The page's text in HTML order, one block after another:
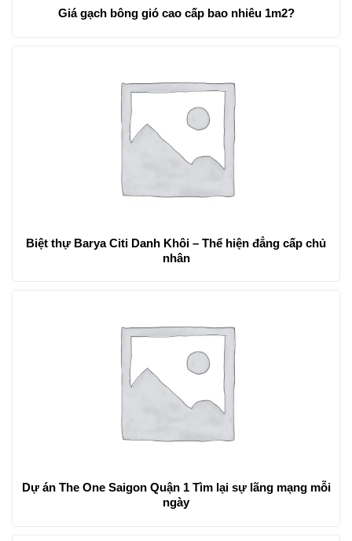
Giá gạch bông gió cao cấp bao nhiêu 1m2?
Biệt thự Barya Citi Danh Khôi – Thể hiện đẳng cấp chủ
nhân
Dự án The One Saigon Quận 1 Tìm lại sự lãng mạng mỗi
ngày